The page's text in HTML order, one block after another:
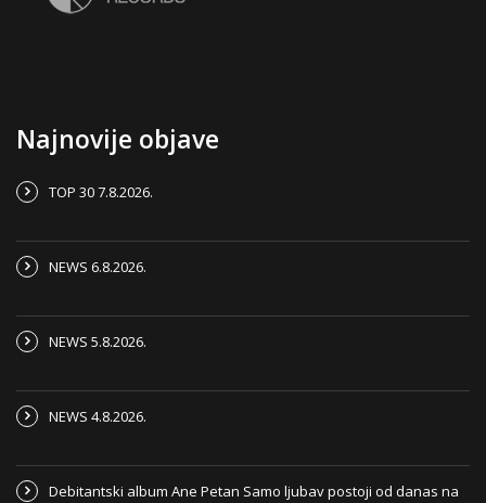
Najnovije objave
TOP 30 7.8.2026.
NEWS 6.8.2026.
NEWS 5.8.2026.
NEWS 4.8.2026.
Debitantski album Ane Petan Samo ljubav postoji od danas na